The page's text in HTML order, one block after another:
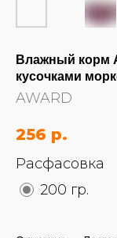
Влажный корм
кусочками
AWARD
256 р.
Расфасовка
200 гр.